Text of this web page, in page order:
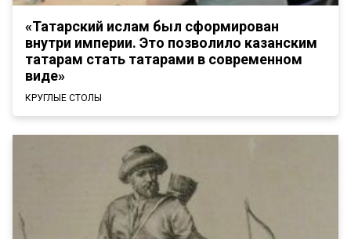
«Татарский ислам был сформирован
внутри империи. Это позволило казанским
татарам стать татарами в современном
виде»
КРУГЛЫЕ СТОЛЫ